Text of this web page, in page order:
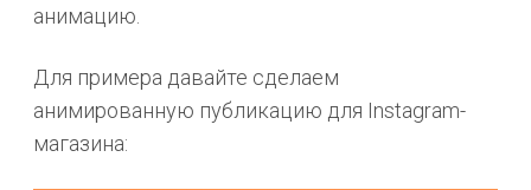
анимацию.
Для примера давайте сделаем
анимированную публикацию для Instagram-
магазина: